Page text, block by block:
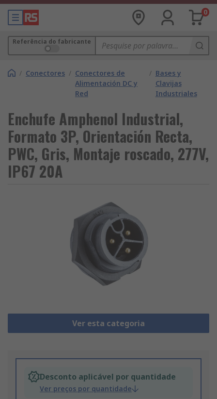
0
Referência do fabricante
/ Conectores / Conectores de
Alimentación DC y
Red
/ Bases y
Clavijas
Industriales
Enchufe Amphenol Industrial,
Formato 3P, Orientación Recta,
PWC, Gris, Montaje roscado, 277V,
IP67 20A
Ver esta categoria
Desconto aplicável por quantidade
Ver preços por quantidade